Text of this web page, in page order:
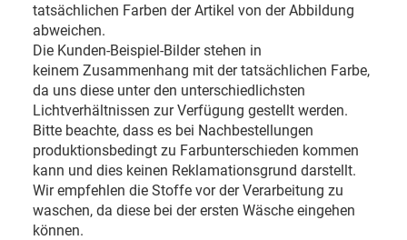
tatsächlichen Farben der Artikel von der Abbildung
abweichen.
Die Kunden-Beispiel-Bilder stehen in
keinem Zusammenhang mit der tatsächlichen Farbe,
da uns diese unter den unterschiedlichsten
Lichtverhältnissen zur Verfügung gestellt werden.
Bitte beachte, dass es bei Nachbestellungen
produktionsbedingt zu Farbunterschieden kommen
kann und dies keinen Reklamationsgrund darstellt.
Wir empfehlen die Stoffe vor der Verarbeitung zu
waschen, da diese bei der ersten Wäsche eingehen
können.